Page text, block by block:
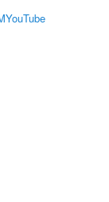
YouTube